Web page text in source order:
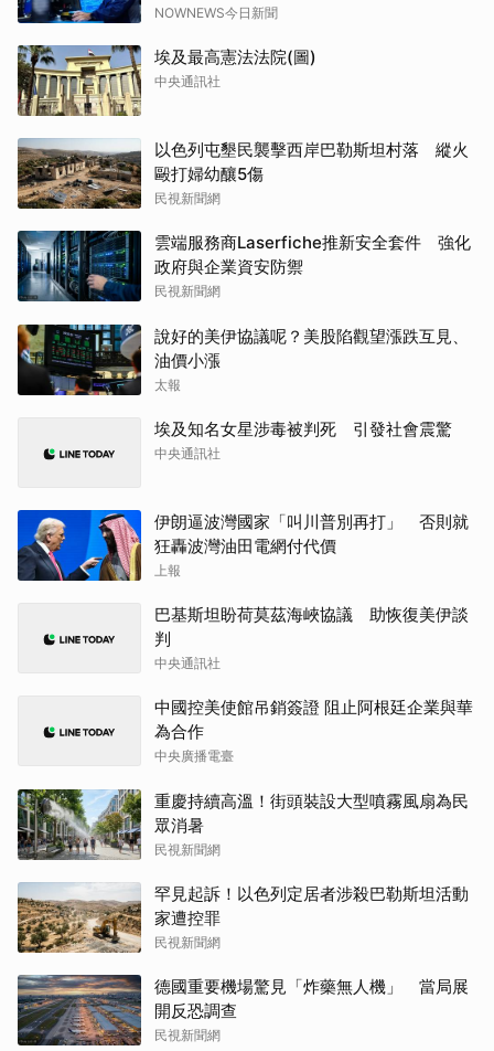
NOWNEWS今日新聞
埃及最高憲法法院(圖)
中央通訊社
以色列屯墾民襲擊西岸巴勒斯坦村落 縱火
毆打婦幼釀5傷
民視新聞網
雲端服務商Laserfiche推新安全套件 強化
政府與企業資安防禦
民視新聞網
說好的美伊協議呢？美股陷觀望漲跌互見、
油價小漲
太報
埃及知名女星涉毒被判死 引發社會震驚
中央通訊社
伊朗逼波灣國家「叫川普別再打」 否則就
狂轟波灣油田電網付代價
上報
巴基斯坦盼荷莫茲海峽協議 助恢復美伊談
判
中央通訊社
中國控美使館吊銷簽證 阻止阿根廷企業與華
為合作
中央廣播電臺
重慶持續高溫！街頭裝設大型噴霧風扇為民
眾消暑
民視新聞網
罕見起訴！以色列定居者涉殺巴勒斯坦活動
家遭控罪
民視新聞網
德國重要機場驚見「炸藥無人機」 當局展
開反恐調查
民視新聞網